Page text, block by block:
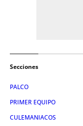
Secciones
PALCO
PRIMER EQUIPO
CULEMANIACOS